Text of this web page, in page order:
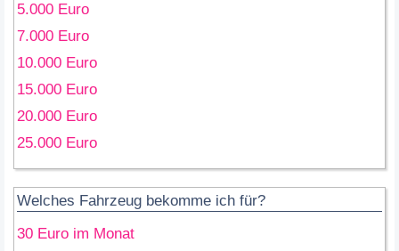
5.000 Euro
7.000 Euro
10.000 Euro
15.000 Euro
20.000 Euro
25.000 Euro
Welches Fahrzeug bekomme ich für?
30 Euro im Monat